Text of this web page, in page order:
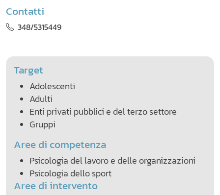
Contatti
348/5315449
Target
Adolescenti
Adulti
Enti privati pubblici e del terzo settore
Gruppi
Aree di competenza
Psicologia del lavoro e delle organizzazioni
Psicologia dello sport
Aree di intervento